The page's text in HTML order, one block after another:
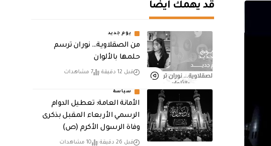
قد يهمك أيضا
يوم جديد
من الصقلاوية… نوران ترسم
حلمها بالألوان
قبل 12 دقيقة 7 مشاهدات
سياسة
الأمانة العامة: تعطيل الدوام
الرسمي الأربعاء المقبل بذكرى
وفاة الرسول الأكرم (ص)
قبل 26 دقيقة 10 مشاهدات